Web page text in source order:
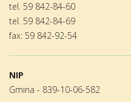
tel. 59 842-84-60
tel. 59 842-84-69
fax: 59 842-92-54
NIP
Gmina - 839-10-06-582